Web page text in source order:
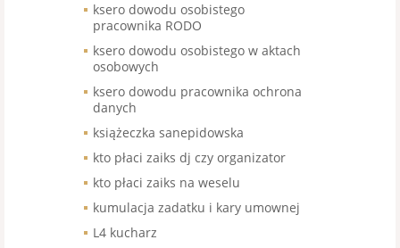
ksero dowodu osobistego
pracownika RODO
ksero dowodu osobistego w aktach
osobowych
ksero dowodu pracownika ochrona
danych
książeczka sanepidowska
kto płaci zaiks dj czy organizator
kto płaci zaiks na weselu
kumulacja zadatku i kary umownej
L4 kucharz